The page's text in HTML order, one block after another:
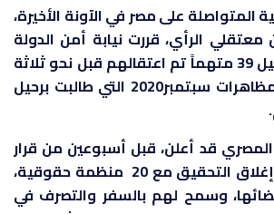
المتواصلة على مصر في الآونة الأخيرة،
الرأي، قررت نيابة أمن الدولة
المصرية، إخلاء سبيل 39 متهماً تم اعتقالهم قبل نحو ثلاثة
أشهر على خلفية مظاهرات سبتمبر2020 التي طالبت برحيل
المصري قد أعلن، قبل أسبوعين من قرار
البرلمان الأوروبي؛ إغلاق التحقيق مع 20 منظمة حقوقية،
وسمح لهم بالسفر والتصرف في